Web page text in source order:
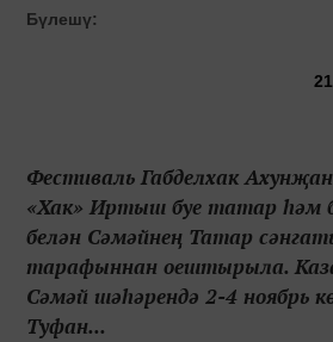
Бүлешү:
Фестиваль Габделхак
«Хак» Иртыш буе татар һәм
белән Сәмәйнең Татар
тарафыннан оештырыла.
Сәмәй шәһәрендә 2-4 ноябрь
Туфан...